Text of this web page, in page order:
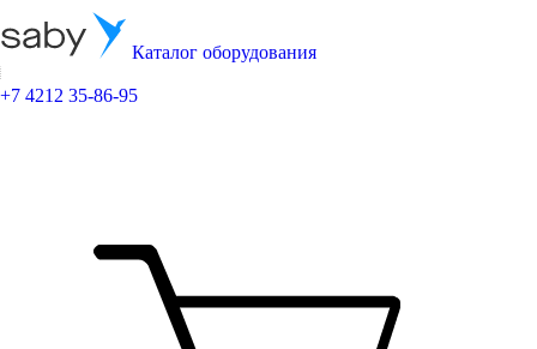
Каталог оборудования
+7 4212 35-86-95